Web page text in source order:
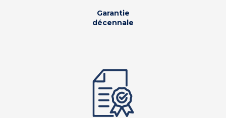
Garantie
décennale